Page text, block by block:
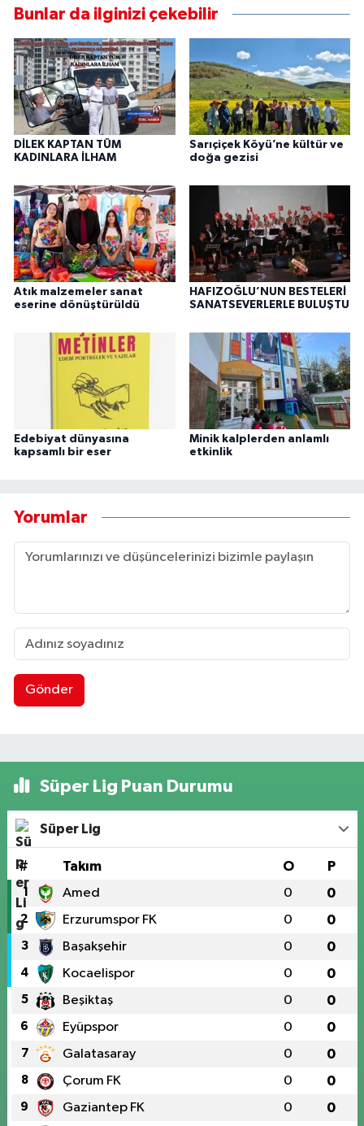
Bunlar da ilginizi çekebilir
DİLEK KAPTAN TÜM
KADINLARA İLHAM
Sarıçiçek Köyü’ne kültür ve
doğa gezisi
Atık malzemeler sanat
eserine dönüştürüldü
HAFIZOĞLU’NUN BESTELERİ
SANATSEVERLERLE BULUŞTU
Edebiyat dünyasına
kapsamlı bir eser
Minik kalplerden anlamlı
etkinlik
Yorumlar
Gönder
Süper Lig Puan Durumu
Süper Lig
# Takım O P
1 Amed 0 0
2 Erzurumspor FK 0 0
3 Başakşehir 0 0
4 Kocaelispor 0 0
5 Beşiktaş 0 0
6 Eyüpspor 0 0
7 Galatasaray 0 0
8 Çorum FK 0 0
9 Gaziantep FK 0 0